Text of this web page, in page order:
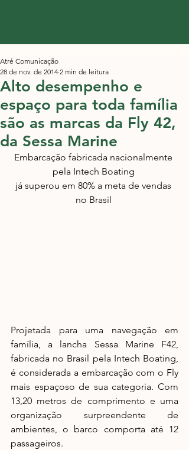
Alto desempenho e
espaço para toda família
são as marcas da Fly 42,
da Sessa Marine
Atré Comunicação
28 de nov. de 2014 2 min de leitura
Embarcação fabricada nacionalmente
pela Intech Boating
já superou em 80% a meta de vendas
no Brasil
Projetada para uma navegação em
família, a lancha Sessa Marine F42,
fabricada no Brasil pela Intech Boating,
é considerada a embarcação com o Fly
mais espaçoso de sua categoria. Com
13,20 metros de comprimento e uma
organização surpreendente de
ambientes, o barco comporta até 12
passageiros.